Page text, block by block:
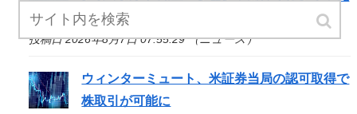
行公開
投稿日 2026年8月7日 07:55:29 （ニュース）
ウィンターミュート、米証券当局の認可取得で
株取引が可能に